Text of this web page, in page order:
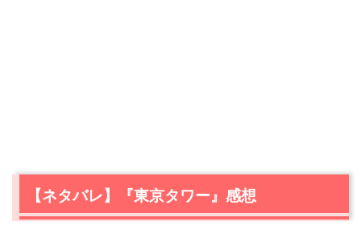
【ネタバレ】『東京タワー』感想